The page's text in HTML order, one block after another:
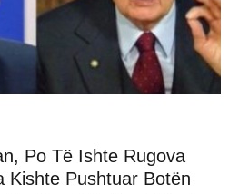
Po Të Ishte Rugova
Kishte Pushtuar Botën